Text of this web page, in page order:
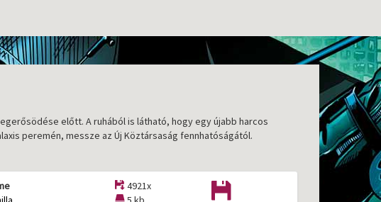
előtt. A ruhából is látható, hogy egy újabb harcos
peremén, messze az Új Köztársaság fennhatóságától.
4921x